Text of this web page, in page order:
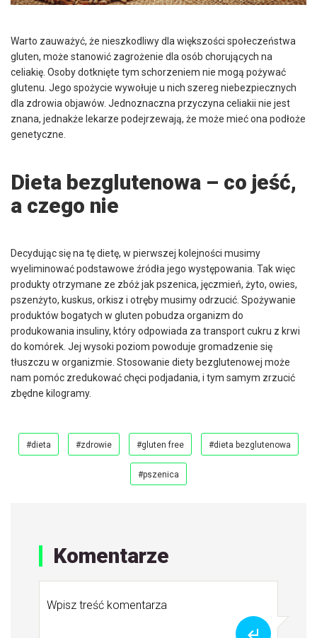
Warto zauważyć, że nieszkodliwy dla większości społeczeństwa
gluten, może stanowić zagrożenie dla osób chorujących na
celiakię. Osoby dotknięte tym schorzeniem nie mogą pożywać
glutenu. Jego spożycie wywołuje u nich szereg niebezpiecznych
dla zdrowia objawów. Jednoznaczna przyczyna celiakii nie jest
znana, jednakże lekarze podejrzewają, że może mieć ona podłoże
genetyczne.
Dieta bezglutenowa – co jeść,
a czego nie
Decydując się na tę dietę, w pierwszej kolejności musimy
wyeliminować podstawowe źródła jego występowania. Tak więc
produkty otrzymane ze zbóż jak pszenica, jęczmień, żyto, owies,
pszenżyto, kuskus, orkisz i otręby musimy odrzucić. Spożywanie
produktów bogatych w gluten pobudza organizm do
produkowania insuliny, który odpowiada za transport cukru z krwi
do komórek. Jej wysoki poziom powoduje gromadzenie się
tłuszczu w organizmie. Stosowanie diety bezglutenowej może
nam pomóc zredukować chęci podjadania, i tym samym zrzucić
zbędne kilogramy.
#dieta #zdrowie #gluten free #dieta bezglutenowa
#pszenica
Komentarze